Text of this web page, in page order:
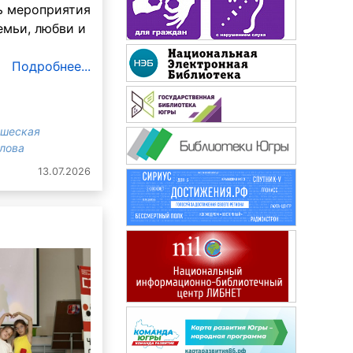
Наш Филиппок
мероприятия
любви и
Подробнее...
13.07.2026